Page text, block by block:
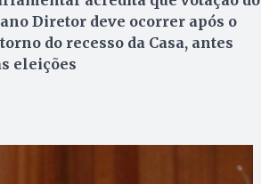
Diretor deve ocorrer após o
do recesso da Casa, antes
eleições